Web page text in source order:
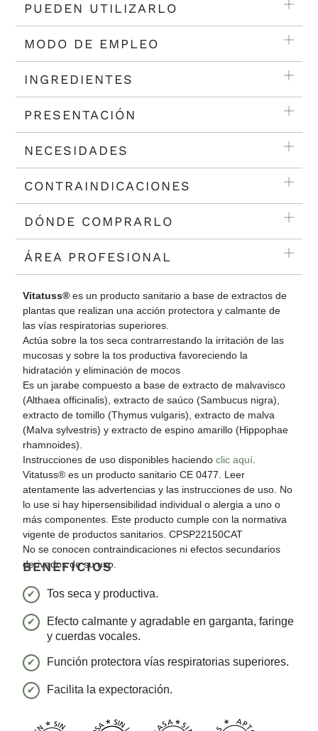
PUEDEN UTILIZARLO
MODO DE EMPLEO
INGREDIENTES
PRESENTACIÓN
NECESIDADES
CONTRAINDICACIONES
DÓNDE COMPRARLO
ÁREA PROFESIONAL
Vitatuss® es un producto sanitario a base de extractos de
plantas que realizan una acción protectora y calmante de
las vías respiratorias superiores.
Actúa sobre la tos seca contrarrestando la irritación de las
mucosas y sobre la tos productiva favoreciendo la
hidratación y eliminación de mocos
Es un jarabe compuesto a base de extracto de malvavisco
(Althaea officinalis), extracto de saúco (Sambucus nigra),
extracto de tomillo (Thymus vulgaris), extracto de malva
(Malva sylvestris) y extracto de espino amarillo (Hippophae
rhamnoides).
Instrucciones de uso disponibles haciendoclic aquí
Vitatuss® es un producto sanitario CE 0477. Leer
atentamente las advertencias y las instrucciones de uso. No
lo use si hay hipersensibilidad individual o alergia a uno o
más componentes. Este producto cumple con la normativa
vigente de productos sanitarios. CPSP22150CAT
No se conocen contraindicaciones ni efectos secundarios
derivados de su uso.
BENEFICIOS
Tos seca y productiva.
Efecto calmante y agradable en garganta, faringe
y cuerdas vocales.
Función protectora vías respiratorias superiores.
Facilita la expectoración.